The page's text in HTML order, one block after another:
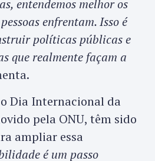
entendemos melhor os
enfrentam. Isso é
políticas públicas e
que realmente façam a
Dia Internacional da
pela ONU, têm sido
ampliar essa
é um passo